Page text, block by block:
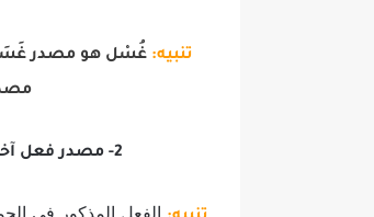
تنبيه: غُسْل هو مصدر غَسَل
2- مصدر فعل آخر من جنس الفعل المذكور في الجملة:
الفعل المذكور في